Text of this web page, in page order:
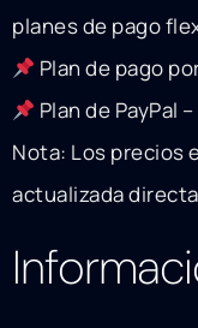
planes de pago
Plan de pago
Plan de PayPal
Nota: Los precios
actualizada